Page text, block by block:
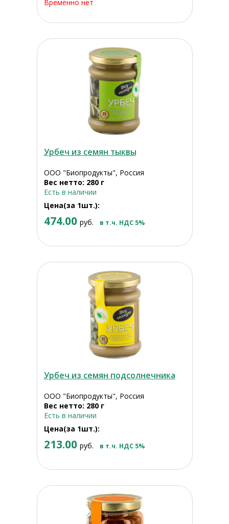
Временно нет
Урбеч из семян тыквы
ООО "Биопродукты", Россия
Вес нетто: 280 г
Есть в наличии
Цена(за 1шт.):
474.00 руб. в т.ч. НДС 5%
Урбеч из семян подсолнечника
ООО "Биопродукты", Россия
Вес нетто: 280 г
Есть в наличии
Цена(за 1шт.):
213.00 руб. в т.ч. НДС 5%